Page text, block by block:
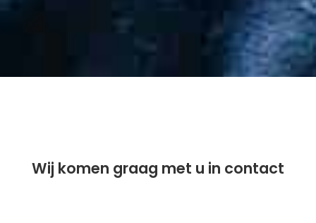
Wij komen graag met u in contact